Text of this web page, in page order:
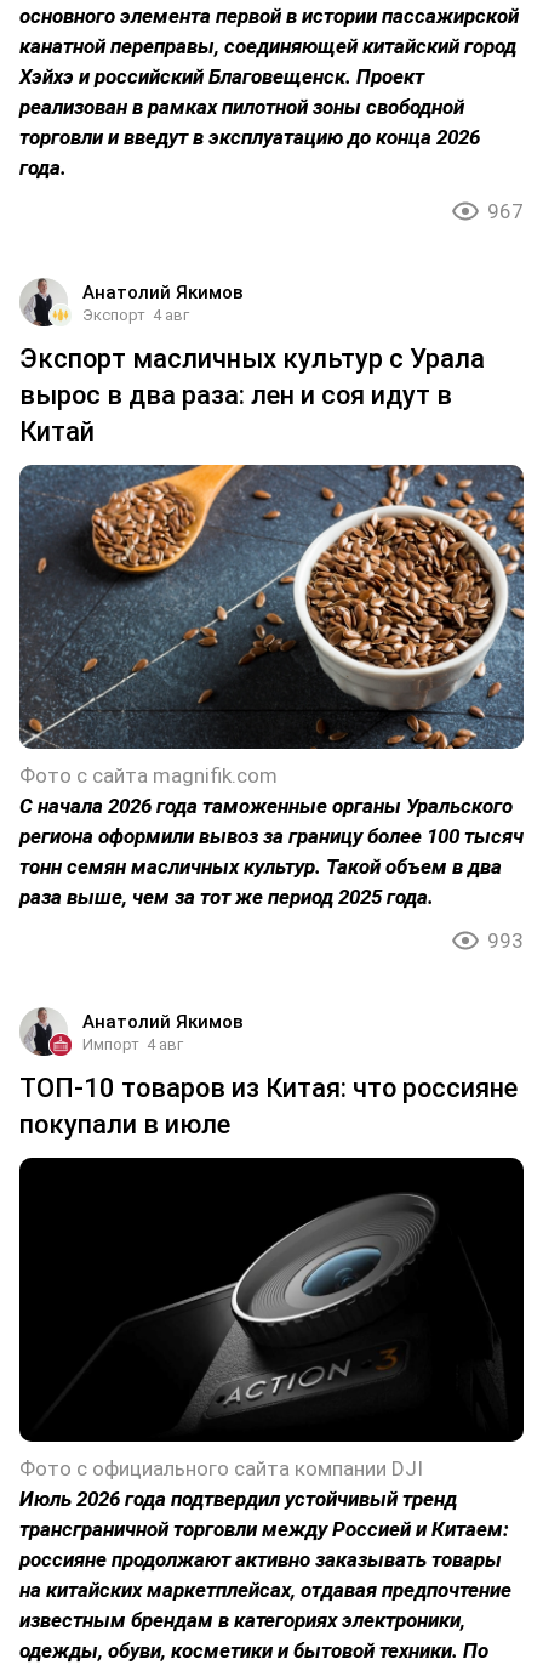
основного элемента первой в истории пассажирской
канатной переправы, соединяющей китайский город
Хэйхэ и российский Благовещенск. Проект
реализован в рамках пилотной зоны свободной
торговли и введут в эксплуатацию до конца 2026
года.
967
Анатолий Якимов
Экспорт 4 авг
Экспорт масличных культур с Урала
вырос в два раза: лен и соя идут в
Китай
Фото с сайта magnifik.com
С начала 2026 года таможенные органы Уральского
региона оформили вывоз за границу более 100 тысяч
тонн семян масличных культур. Такой объем в два
раза выше, чем за тот же период 2025 года.
993
Анатолий Якимов
Импорт 4 авг
ТОП-10 товаров из Китая: что россияне
покупали в июле
Фото с официального сайта компании DJI
Июль 2026 года подтвердил устойчивый тренд
трансграничной торговли между Россией и Китаем:
россияне продолжают активно заказывать товары
на китайских маркетплейсах, отдавая предпочтение
известным брендам в категориях электроники,
одежды, обуви, косметики и бытовой техники. По